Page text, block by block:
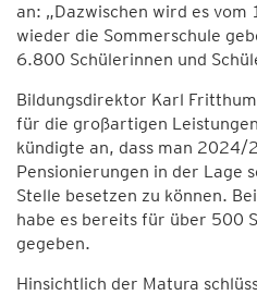
an: „Dazwischen wird es vom
wieder die Sommerschule
6.800 Schülerinnen und
Bildungsdirektor Karl
für die großartigen
kündigte an, dass man
Pensionierungen in der Lage
Stelle besetzen zu können.
habe es bereits für über 500
gegeben.
Hinsichtlich der Matura